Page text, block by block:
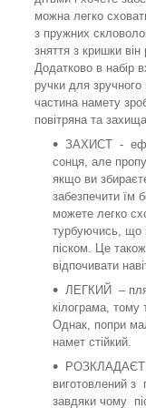
можна легко
з пружних
зняття з кришки
Додатково в набір
ручки для зручного
частина намету
повітряна та
ЗАХИСТ -
сонця, але
якщо ви
забезпечити їм
можете легко
турбуючись, що
піском. Це
відпочивати
ЛЕГКИЙ –
кілограма, тому
Однак, попри
намет стійкий.
виготовлений з
завдяки чому